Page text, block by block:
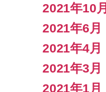
2021年10月
2021年6月
2021年4月
2021年3月
2021年1月